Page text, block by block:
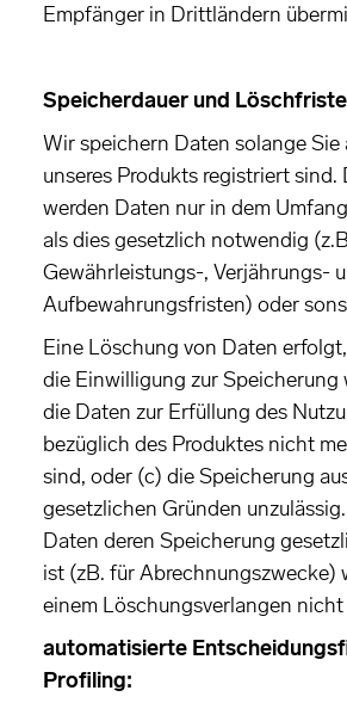
Empfänger in Drittländern
Speicherdauer und
Wir speichern Daten solange Sie
unseres Produkts registriert sind.
werden Daten nur in dem
als dies gesetzlich notwendig
Gewährleistungs-, Verjährungs-
Aufbewahrungsfristen) oder
Eine Löschung von Daten
die Einwilligung zur Speicherung
die Daten zur Erfüllung des
bezüglich des Produktes nicht
sind, oder (c) die Speicherung
gesetzlichen Gründen
Daten deren Speicherung
ist (zB. für Abrechnungszwecke)
einem Löschungsverlangen
automatisierte
Profiling: